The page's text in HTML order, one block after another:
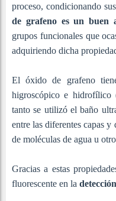
proceso, condicionando
de grafeno es un buen
grupos funcionales que
adquiriendo dicha
El óxido de grafeno
higroscópico e
tanto se utilizó el baño
entre las diferentes capas
de moléculas de agua u
Gracias a estas
fluorescente en la